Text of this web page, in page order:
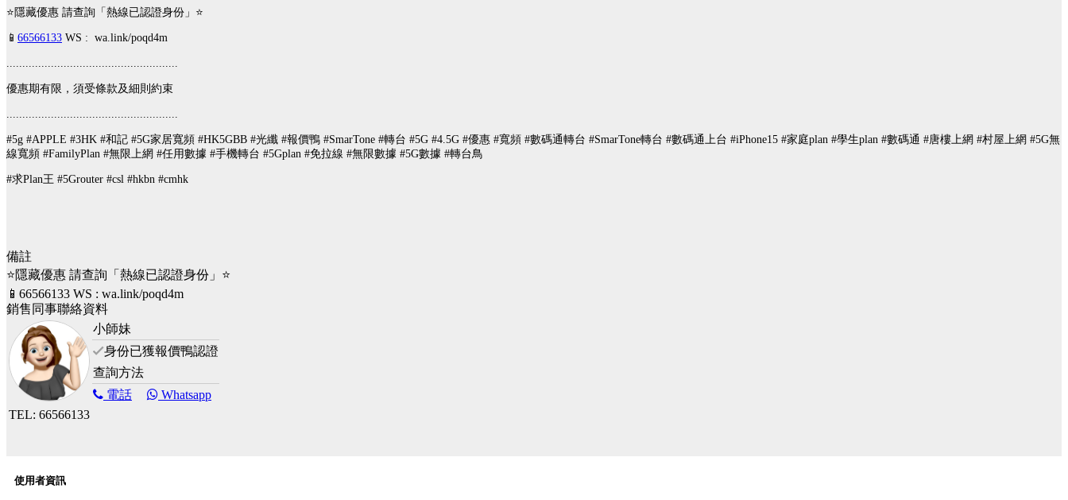
⭐隱藏優惠 請查詢「熱線已認證身份」⭐
📱 66566133 WS : wa.link/poqd4m
......................................................
優惠期有限，須受條款及細則約束
......................................................
#5g #APPLE #3HK #和記 #5G家居寬頻 #HK5GBB #光纖 #報價鴨 #SmarTone #轉台 #5G #4.5G #優惠 #寬頻 #數碼通轉台 #SmarTone轉台 #數碼通上台 #iPhone15 #家庭plan #學生plan #數碼通 #唐樓上網 #村屋上網 #5G無
線寬頻 #FamilyPlan #無限上網 #任用數據 #手機轉台 #5Gplan #免拉線 #無限數據 #5G數據 #轉台鳥
#求Plan王 #5Grouter #csl #hkbn #cmhk
備註
⭐隱藏優惠 請查詢「熱線已認證身份」⭐
📱66566133 WS : wa.link/poqd4m
銷售同事聯絡資料
小師妹
身份已獲報價鴨認證
查詢方法
電話
Whatsapp
TEL: 66566133
使用者資訊